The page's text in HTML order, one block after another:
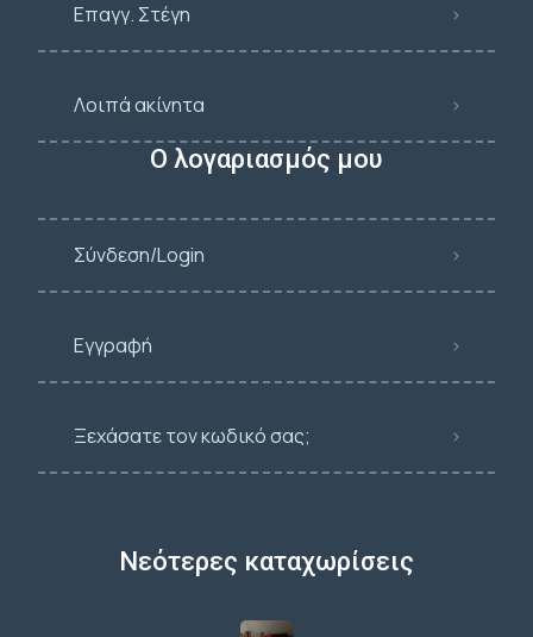
Επαγγ. Στέγη
Λοιπά ακίνητα
Ο λογαριασμός μου
Σύνδεση/Login
Εγγραφή
Ξεχάσατε τον κωδικό σας;
Νεότερες καταχωρίσεις